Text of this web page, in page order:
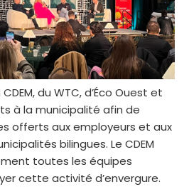
du WTC, d’Éco Ouest et
à la municipalité afin de
offerts aux employeurs et aux
bilingues. Le CDEM
toutes les équipes
cette activité d’envergure.